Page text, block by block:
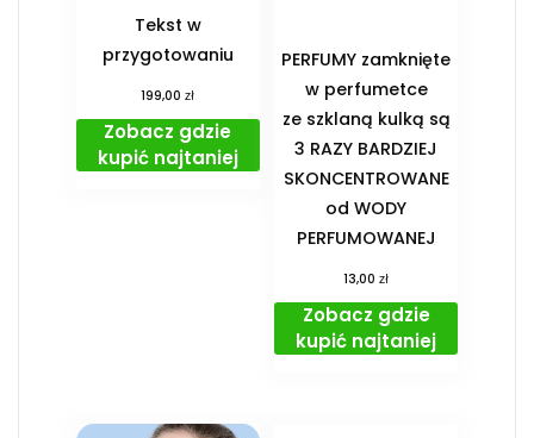
Tekst w
przygotowaniu
199,00zł
Zobacz gdzie
kupić najtaniej
PERFUMY zamknięte
w perfumetce
ze szklaną kulką są
3 RAZY BARDZIEJ
SKONCENTROWANE
od WODY
PERFUMOWANEJ
13,00zł
Zobacz gdzie
kupić najtaniej